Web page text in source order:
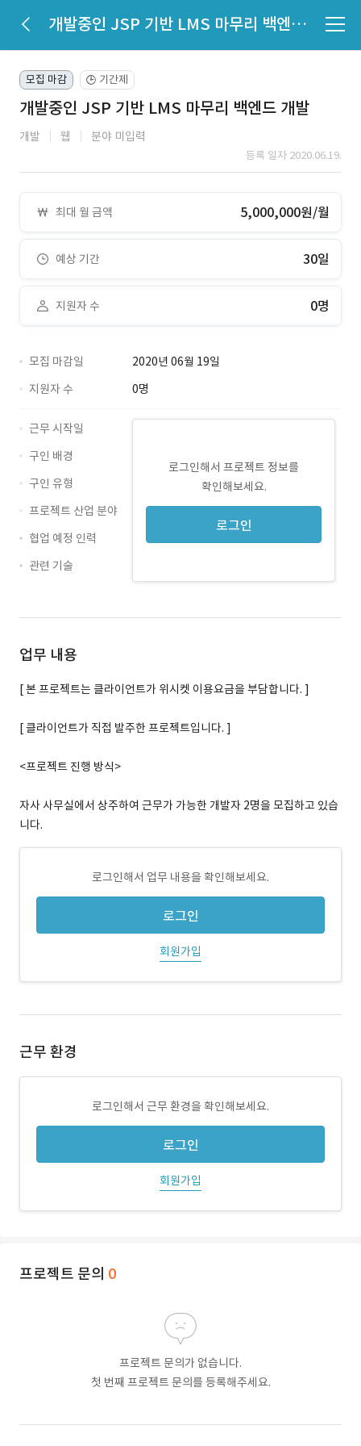
개발중인 JSP 기반 LMS 마무리 백엔드 개발
모집 마감 🕒 기간제
개발중인 JSP 기반 LMS 마무리 백엔드 개발
개발 웹 분야 미입력
등록 일자 2020.06.19.
최대 월 금액 5,000,000원/월
예상 기간 30일
지원자 수 0명
모집 마감일
2020년 06월 19일
지원자 수
0명
로그인해서 프로젝트 정보를
확인해보세요.
로그인
근무 시작일
구인 배경
구인 유형
프로젝트 산업 분야
협업 예정 인력
관련 기술
업무 내용
[ 본 프로젝트는 클라이언트가 위시켓 이용요금을 부담합니다. ]
[ 클라이언트가 직접 발주한 프로젝트입니다. ]
<프로젝트 진행 방식>
자사 사무실에서 상주하여 근무가 가능한 개발자 2명을 모집하고 있습
니다.
로그인해서 업무 내용을 확인해보세요.
로그인
회원가입
근무 환경
로그인해서 근무 환경을 확인해보세요.
로그인
회원가입
프로젝트 문의 0
프로젝트 문의가 없습니다.
첫 번째 프로젝트 문의를 등록해주세요.